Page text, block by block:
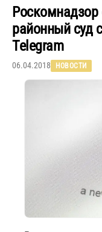
Роскомнадзор
районный суд
Telegram
06.04.2018 НОВОСТИ